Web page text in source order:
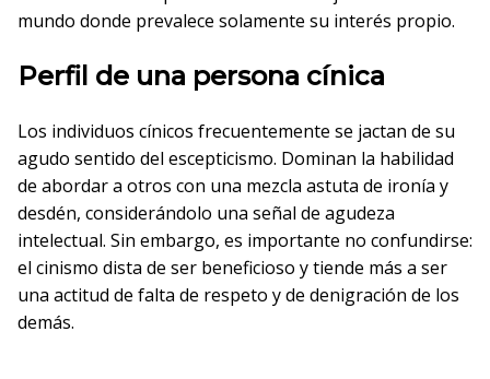
mundo donde prevalece solamente su interés propio.
Perfil de una persona cínica
Los individuos cínicos frecuentemente se jactan de su
agudo sentido del escepticismo. Dominan la habilidad
de abordar a otros con una mezcla astuta de ironía y
desdén, considerándolo una señal de agudeza
intelectual. Sin embargo, es importante no confundirse:
el cinismo dista de ser beneficioso y tiende más a ser
una actitud de falta de respeto y de denigración de los
demás.